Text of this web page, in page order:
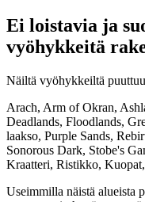
Ei loistavia ja
vyöhykkeitä
Näiltä vyöhykkeiltä
Arach, Arm of Okran,
Deadlands, Floodlands,
laakso, Purple Sands,
Sonorous Dark, Stobe's
Kraatteri, Ristikko,
Useimmilla näistä alueista